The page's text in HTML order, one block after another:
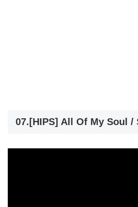
07.[HIPS] All Of My Soul /